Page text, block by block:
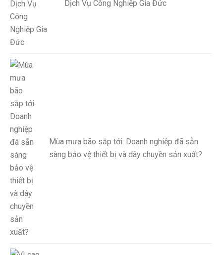
Dịch Vụ Công Nghiệp Gia Đức
Mùa mưa bão sắp tới: Doanh nghiệp đã sẵn
sàng bảo vệ thiết bị và dây chuyền sản xuất?